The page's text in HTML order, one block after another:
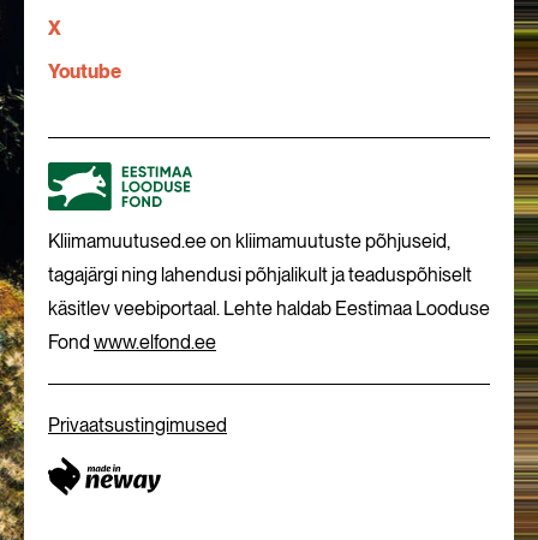
X
Youtube
Kliimamuutused.ee on kliimamuutuste põhjuseid,
tagajärgi ning lahendusi põhjalikult ja teaduspõhiselt
käsitlev veebiportaal. Lehte haldab Eestimaa Looduse
Fond www.elfond.ee
Privaatsustingimused